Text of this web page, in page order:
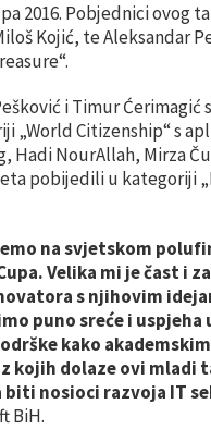
2016. Pobjednici ovog
Kojić, te Aleksandar
i Timur
„World Citizenship“ s
Hadi NourAllah, Mirza
pobijedili u kategoriji
na svjetskom
Velika mi je čast i
s njihovim
puno sreće i uspjeha
kako
kojih dolaze ovi mladi
nosioci razvoja IT
BiH.